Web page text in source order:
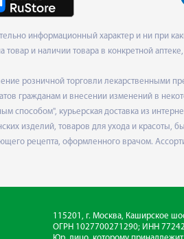
информационный характер и ни при
и наличии товара в конкретной
розничной торговли лекарственными
гражданам и внесении изменений в
способом", курьерская доставка из
изделий, товаров для ухода и красоты,
рецепта, оформленного врачом.
115201, г. Москва, Каширское
ОГРН 1027700271290; ИНН